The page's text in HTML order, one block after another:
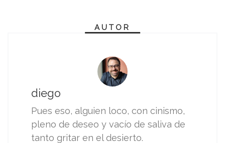
AUTOR
diego
Pues eso, alguien loco, con cinismo,
pleno de deseo y vacío de saliva de
tanto gritar en el desierto.